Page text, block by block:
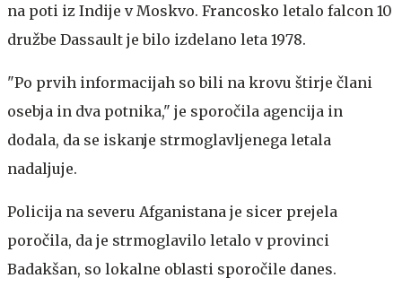
na poti iz Indije v Moskvo. Francosko letalo falcon 10
družbe Dassault je bilo izdelano leta 1978.
"Po prvih informacijah so bili na krovu štirje člani
osebja in dva potnika," je sporočila agencija in
dodala, da se iskanje strmoglavljenega letala
nadaljuje.
Policija na severu Afganistana je sicer prejela
poročila, da je strmoglavilo letalo v provinci
Badakšan, so lokalne oblasti sporočile danes.